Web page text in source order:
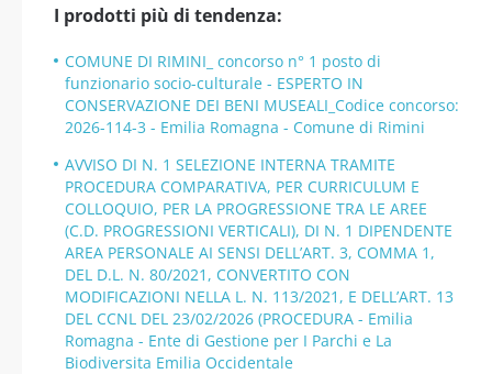
I prodotti più di tendenza:
COMUNE DI RIMINI_ concorso n° 1 posto di
funzionario socio-culturale - ESPERTO IN
CONSERVAZIONE DEI BENI MUSEALI_Codice concorso:
2026-114-3 - Emilia Romagna - Comune di Rimini
AVVISO DI N. 1 SELEZIONE INTERNA TRAMITE
PROCEDURA COMPARATIVA, PER CURRICULUM E
COLLOQUIO, PER LA PROGRESSIONE TRA LE AREE
(C.D. PROGRESSIONI VERTICALI), DI N. 1 DIPENDENTE
AREA PERSONALE AI SENSI DELL’ART. 3, COMMA 1,
DEL D.L. N. 80/2021, CONVERTITO CON
MODIFICAZIONI NELLA L. N. 113/2021, E DELL’ART. 13
DEL CCNL DEL 23/02/2026 (PROCEDURA - Emilia
Romagna - Ente di Gestione per I Parchi e La
Biodiversita Emilia Occidentale